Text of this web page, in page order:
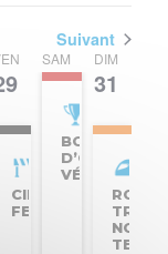
Suivant
SAM
30
DIM
31
CIRCUIT
FERMÉ
BOL
D’OR
VÉLO
BOL
D’OR
VÉLO
TRACK
TEAM